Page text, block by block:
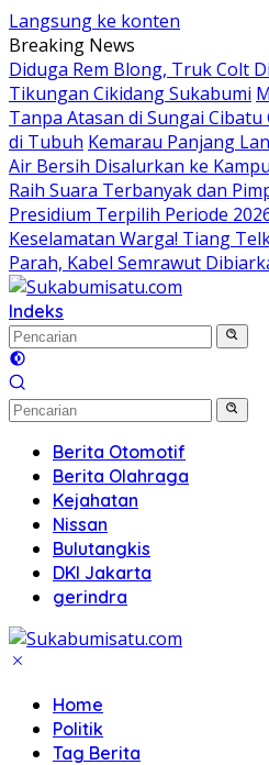
Langsung ke konten
Breaking News
Diduga Rem Blong, Truk Colt
Tikungan Cikidang Sukabumi
Tanpa Atasan di Sungai
di Tubuh Kemarau Panjang
Air Bersih Disalurkan ke
Raih Suara Terbanyak dan
Presidium Terpilih Periode
Keselamatan Warga! Tiang
Parah, Kabel Semrawut
Indeks
Berita Otomotif
Berita Olahraga
Kejahatan
Nissan
Bulutangkis
DKI Jakarta
gerindra
Home
Politik
Tag Berita